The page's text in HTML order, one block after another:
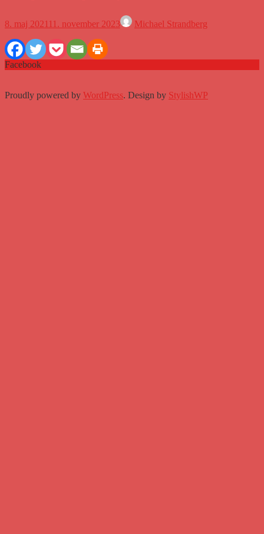
8. maj 2021 11. november 2023 Michael Strandberg
Facebook
Proudly powered by WordPress. Design by StylishWP